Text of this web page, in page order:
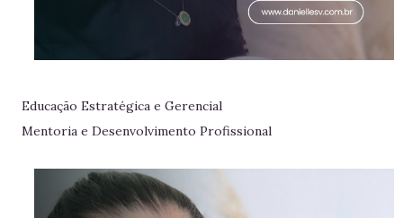
Educação Estratégica e Gerencial
Mentoria e Desenvolvimento Profissional